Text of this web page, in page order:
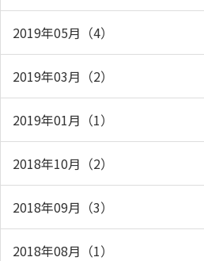
2019年05月（4）
2019年03月（2）
2019年01月（1）
2018年10月（2）
2018年09月（3）
2018年08月（1）